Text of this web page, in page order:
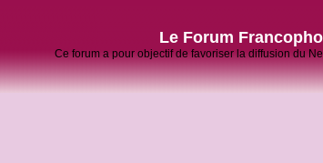
Le Forum
Ce forum a pour objectif de favoriser la diffusion du